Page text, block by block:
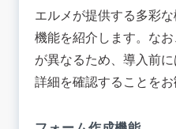
エルメが提供する多彩
機能を紹介します。な
が異なるため、 導入前
詳細を確認することを